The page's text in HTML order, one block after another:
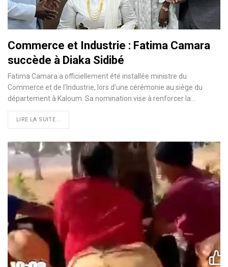
Commerce et Industrie : Fatima Camara
succède à Diaka Sidibé
Fatima Camara a officiellement été installée ministre du
Commerce et de l’Industrie, lors d’une cérémonie au siège du
département à Kaloum. Sa nomination vise à renforcer la…
LIRE LA SUITE...